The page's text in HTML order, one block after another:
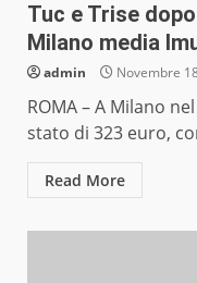
Tuc e Trise
Milano media
admin Novembre
ROMA – A Milano
stato di 323 euro,
Read More